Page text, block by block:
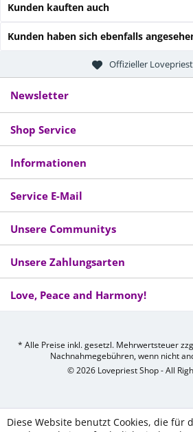
Kunden kauften auch
Kunden haben sich ebenfalls
Offizieller
Newsletter
Shop Service
Informationen
Service E-Mail
Unsere Communitys
Unsere Zahlungsarten
Love, Peace and Harmony!
* Alle Preise inkl. gesetzl. Mehrwertsteuer
Nachnahmegebühren, wenn nicht
© 2026 Lovepriest Shop - All
Diese Website benutzt Cookies, die für